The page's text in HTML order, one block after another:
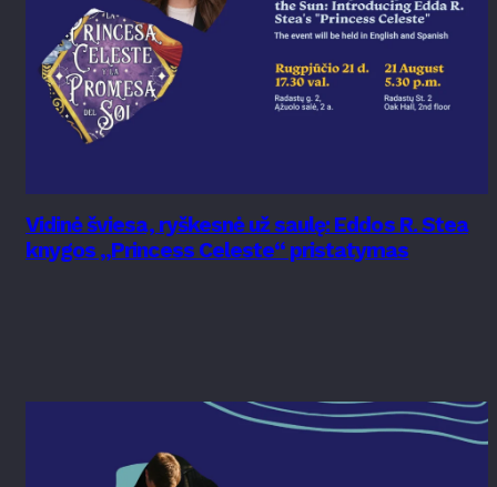
Vidinė šviesa, ryškesnė už saulę: Eddos R. Stea
knygos „Princess Celeste“ pristatymas